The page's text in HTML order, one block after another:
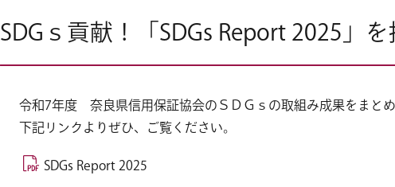
SDGｓ貢献！「SDGs Report 2025」
令和7年度 奈良県信用保証協会のＳＤＧｓの取組み成果をまと
下記リンクよりぜひ、ご覧ください。
SDGs Report 2025